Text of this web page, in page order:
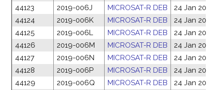
44123
2019-006J MICROSAT-R DEB
24 Jan 2019
44124
2019-006K MICROSAT-R DEB
24 Jan 2019
44125
2019-006L MICROSAT-R DEB
24 Jan 2019
44126
2019-006M MICROSAT-R DEB
24 Jan 2019
44127
2019-006N MICROSAT-R DEB
24 Jan 2019
44128
2019-006P MICROSAT-R DEB
24 Jan 2019
44129
2019-006Q MICROSAT-R DEB
24 Jan 2019